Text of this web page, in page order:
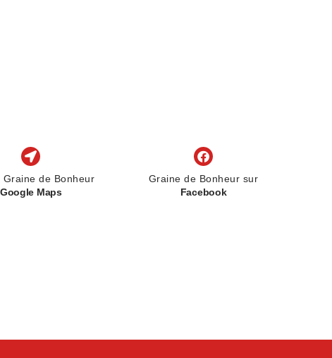
de Bonheur
Google Maps
Graine de Bonheur sur
Facebook